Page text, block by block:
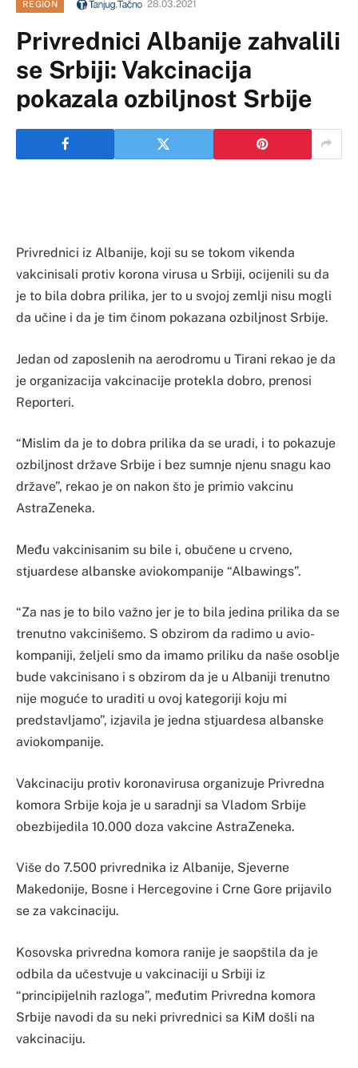
REGION 28.03.2021
Privrednici Albanije zahvalili
se Srbiji: Vakcinacija
pokazala ozbiljnost Srbije
Privrednici iz Albanije, koji su se tokom vikenda
vakcinisali protiv korona virusa u Srbiji, ocijenili su da
je to bila dobra prilika, jer to u svojoj zemlji nisu mogli
da učine i da je tim činom pokazana ozbiljnost Srbije.
Jedan od zaposlenih na aerodromu u Tirani rekao je da
je organizacija vakcinacije protekla dobro, prenosi
Reporteri.
“Mislim da je to dobra prilika da se uradi, i to pokazuje
ozbiljnost države Srbije i bez sumnje njenu snagu kao
države”, rekao je on nakon što je primio vakcinu
AstraZeneka.
Među vakcinisanim su bile i, obučene u crveno,
stjuardese albanske aviokompanije “Albawings”.
“Za nas je to bilo važno jer je to bila jedina prilika da se
trenutno vakcinišemo. S obzirom da radimo u avio-
kompaniji, željeli smo da imamo priliku da naše osoblje
bude vakcinisano i s obzirom da je u Albaniji trenutno
nije moguće to uraditi u ovoj kategoriji koju mi
predstavljamo”, izjavila je jedna stjuardesa albanske
aviokompanije.
Vakcinaciju protiv koronavirusa organizuje Privredna
komora Srbije koja je u saradnji sa Vladom Srbije
obezbijedila 10.000 doza vakcine AstraZeneka.
Više do 7.500 privrednika iz Albanije, Sjeverne
Makedonije, Bosne i Hercegovine i Crne Gore prijavilo
se za vakcinaciju.
Kosovska privredna komora ranije je saopštila da je
odbila da učestvuje u vakcinaciji u Srbiji iz
“principijelnih razloga”, međutim Privredna komora
Srbije navodi da su neki privrednici sa KiM došli na
vakcinaciju.